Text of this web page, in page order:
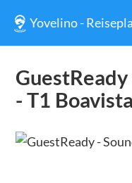
Yovelino -
- T1 Boavista